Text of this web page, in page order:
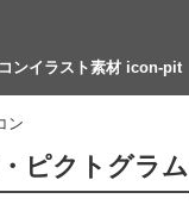
ンイラスト素材 icon-pit
ン
ピクトグラム